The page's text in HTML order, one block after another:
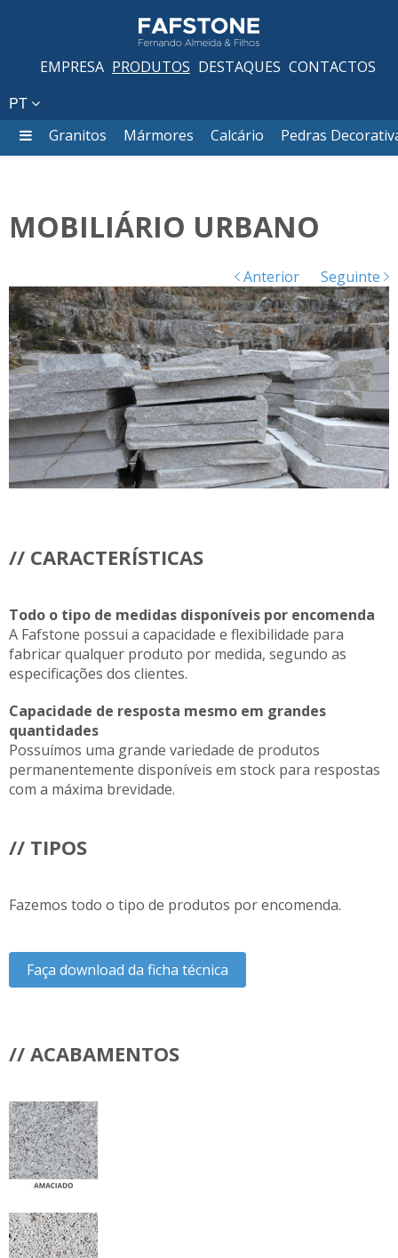
EMPRESA PRODUTOS DESTAQUES CONTACTOS
PT
Granitos Mármores Calcário Pedras
MOBILIÁRIO URBANO
Anterior Seguinte
// CARACTERÍSTICAS
Todo o tipo de medidas disponíveis por encomenda
A Fafstone possui a capacidade e flexibilidade para
fabricar qualquer produto por medida, segundo as
especificações dos clientes.
Capacidade de resposta mesmo em grandes
quantidades
Possuímos uma grande variedade de produtos
permanentemente disponíveis em stock para respostas
com a máxima brevidade.
// TIPOS
Fazemos todo o tipo de produtos por encomenda.
Faça download da ficha técnica
// ACABAMENTOS